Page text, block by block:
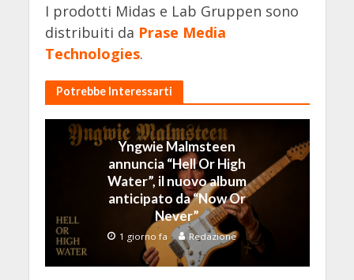
I prodotti Midas e Lab Gruppen sono
distribuiti da Prase Media
Technologies.
Potrebbe Interessarti
Yngwie Malmsteen
annuncia “Hell Or High
Water”, il nuovo album
anticipato da “Now Or
Never”
1 giorno fa Redazione